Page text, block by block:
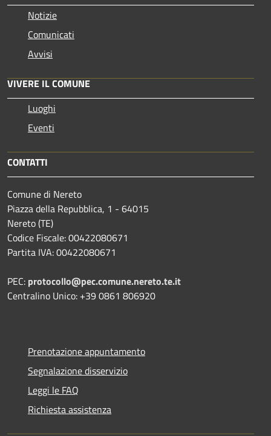
Notizie
Comunicati
Avvisi
VIVERE IL COMUNE
Luoghi
Eventi
CONTATTI
Comune di Nereto
Piazza della Repubblica, 1 - 64015
Nereto (TE)
Codice Fiscale: 00422080671
Partita IVA: 00422080671
PEC: protocollo@pec.comune.nereto.te.it
Centralino Unico: +39 0861 806920
Prenotazione appuntamento
Segnalazione disservizio
Leggi le FAQ
Richiesta assistenza